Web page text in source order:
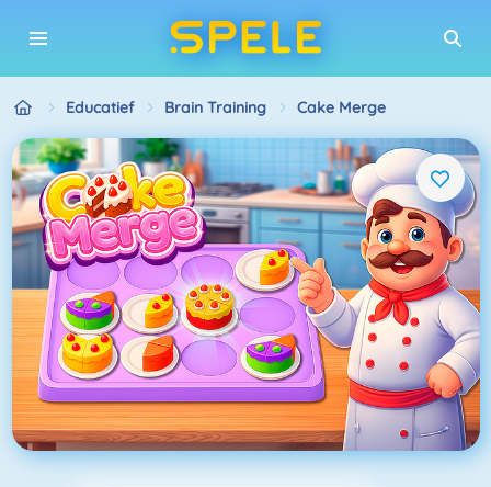
Educatief Brain Training Cake Merge